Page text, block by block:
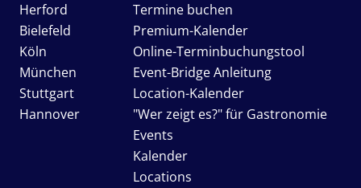
Herford
Bielefeld
Köln
München
Stuttgart
Hannover
Termine buchen
Premium-Kalender
Online-Terminbuchungstool
Event-Bridge Anleitung
Location-Kalender
"Wer zeigt es?" für Gastronomie
Events
Kalender
Locations